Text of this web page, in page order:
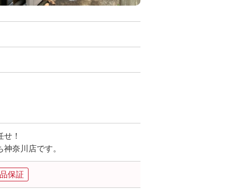
！
奈川店です。
保証